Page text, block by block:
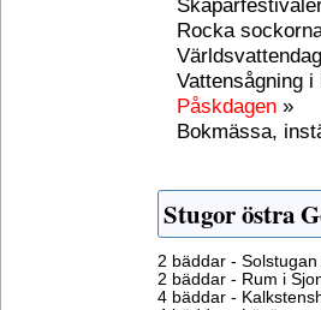
Rocka
Vattensågning
Påskdagen »
Bokmässa,
Stugor östra
2 bäddar - Solstugan
2 bäddar - Rum i
4 bäddar -